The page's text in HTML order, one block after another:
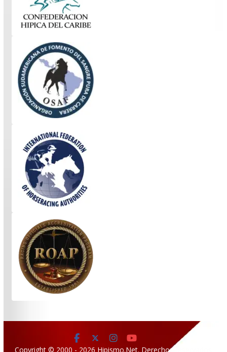
Copyright © 2000 - 2026 Hipismo.Net. Derechos reservados